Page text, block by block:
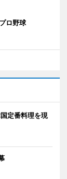
ロ野球
定番料理を現